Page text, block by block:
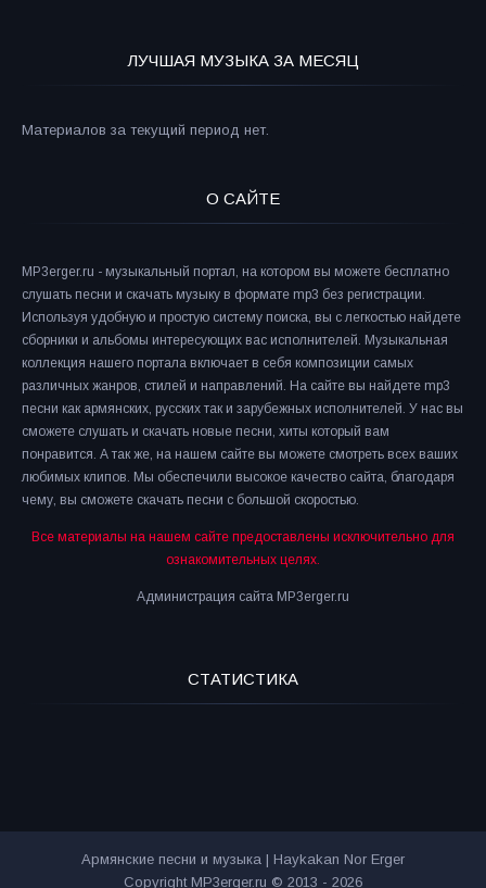
ЛУЧШАЯ МУЗЫКА ЗА МЕСЯЦ
Материалов за текущий период нет.
О САЙТЕ
MP3erger.ru - музыкальный портал, на котором вы можете бесплатно
слушать песни и скачать музыку в формате mp3 без регистрации.
Используя удобную и простую систему поиска, вы с легкостью найдете
сборники и альбомы интересующих вас исполнителей. Музыкальная
коллекция нашего портала включает в себя композиции самых
различных жанров, стилей и направлений. На сайте вы найдете mp3
песни как армянских, русских так и зарубежных исполнителей. У нас вы
сможете слушать и скачать новые песни, хиты который вам
понравится. А так же, на нашем сайте вы можете смотреть всех ваших
любимых клипов. Мы обеспечили высокое качество сайта, благодаря
чему, вы сможете скачать песни с большой скоростью.
Все материалы на нашем сайте предоставлены исключительно для
ознакомительных целях.
Администрация сайта MP3erger.ru
СТАТИСТИКА
Армянские песни и музыка | Haykakan Nor Erger
Copyright MP3erger.ru © 2013 - 2026